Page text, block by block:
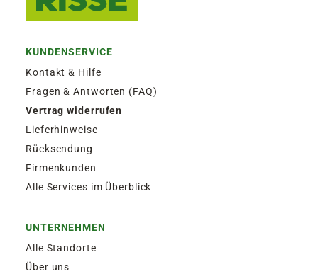
KUNDENSERVICE
Kontakt & Hilfe
Fragen & Antworten (FAQ)
Vertrag widerrufen
Lieferhinweise
Rücksendung
Firmenkunden
Alle Services im Überblick
UNTERNEHMEN
Alle Standorte
Über uns